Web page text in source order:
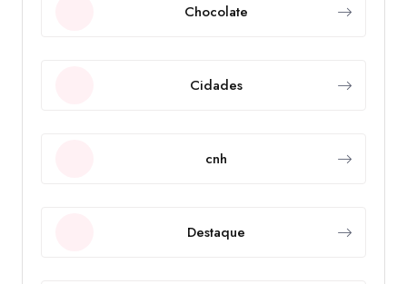
Chocolate
Cidades
cnh
Destaque